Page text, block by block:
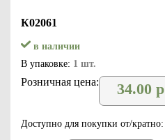
К02061
в наличии
В упаковке: 1 шт.
Розничная цена: 34.00 р
Доступно для покупки от/кратно: